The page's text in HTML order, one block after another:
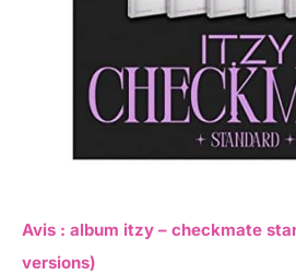
Avis : album itzy – checkmate
versions)